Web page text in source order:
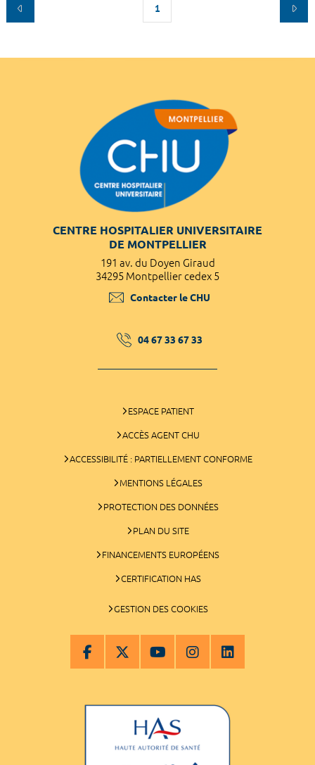
1
CENTRE HOSPITALIER UNIVERSITAIRE
DE MONTPELLIER
191 av. du Doyen Giraud
34295 Montpellier cedex 5
Contacter le CHU
04 67 33 67 33
ESPACE PATIENT
ACCÈS AGENT CHU
ACCESSIBILITÉ : PARTIELLEMENT CONFORME
MENTIONS LÉGALES
PROTECTION DES DONNÉES
PLAN DU SITE
FINANCEMENTS EUROPÉENS
CERTIFICATION HAS
GESTION DES COOKIES